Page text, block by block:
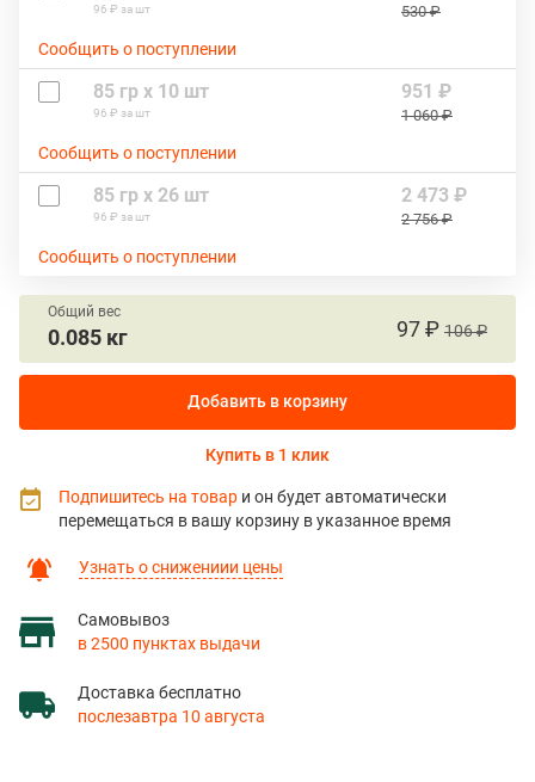
96 ₽ за шт 530 ₽
Сообщить о поступлении
85 гр х 10 шт
96 ₽ за шт
951 ₽
1 060 ₽
Сообщить о поступлении
85 гр х 26 шт
96 ₽ за шт
2 473 ₽
2 756 ₽
Сообщить о поступлении
Узнать о снижениии цены
Самовывоз
в 2500 пунктах выдачи
Доставка бесплатно
послезавтра 10 августа
Общий вес
0.085 кг 97 ₽ 106 ₽
Добавить в корзину
Купить в 1 клик
Подпишитесь на товар и он будет автоматически
перемещаться в вашу корзину в указанное время